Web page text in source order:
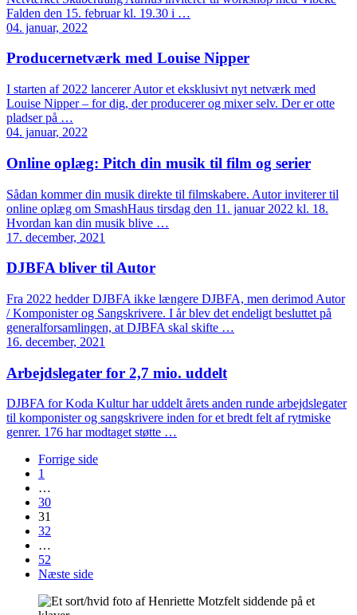
Falden den 15. februar kl. 19.30 i …
04. januar, 2022
Producernetværk med Louise Nipper
I starten af 2022 lancerer Autor et eksklusivt nyt netværk med
Louise Nipper – for dig, der producerer og mixer selv. Der er otte
pladser på …
04. januar, 2022
Online oplæg: Pitch din musik til film og serier
Sådan kommer din musik direkte til filmskabere. Autor inviterer til
online oplæg om SmashHaus tirsdag den 11. januar 2022 kl. 18.
Hvordan kan din musik blive …
17. december, 2021
DJBFA bliver til Autor
Fra 2022 hedder DJBFA ikke længere DJBFA, men derimod Autor
/ Komponister og Sangskrivere. I år blev det endeligt besluttet på
generalforsamlingen, at DJBFA skal skifte …
16. december, 2021
Arbejdslegater for 2,7 mio. uddelt
DJBFA for Koda Kultur har uddelt årets anden runde arbejdslegater
til komponister og sangskrivere inden for et bredt felt af rytmiske
genrer. 176 har modtaget støtte …
Forrige side
1
…
30
31
32
…
52
Næste side